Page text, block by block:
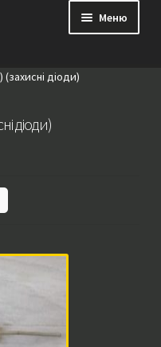
Меню
діоди)
діоди)